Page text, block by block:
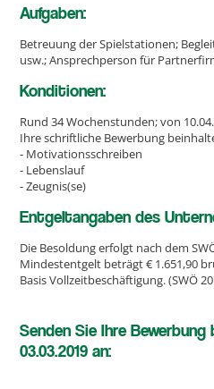
Aufgaben:
Betreuung der Spielstationen;
usw.; Ansprechperson für
Konditionen:
Rund 34 Wochenstunden; von
Ihre schriftliche Bewerbung
- Motivationsschreiben
- Lebenslauf
- Zeugnis(se)
Entgeltangaben des
Die Besoldung erfolgt nach dem
Mindestentgelt beträgt € 1.651,90
Basis Vollzeitbeschäftigung. (SWÖ
Senden Sie Ihre
03.03.2019 an: